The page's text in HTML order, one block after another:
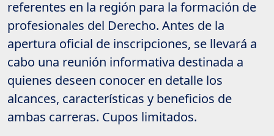
referentes en la región para la formación de
profesionales del Derecho. Antes de la
apertura oficial de inscripciones, se llevará a
cabo una reunión informativa destinada a
quienes deseen conocer en detalle los
alcances, características y beneficios de
ambas carreras. Cupos limitados.